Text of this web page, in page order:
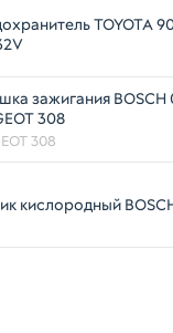
TOYOTA
зажигания BOSCH
308
308
кислородный